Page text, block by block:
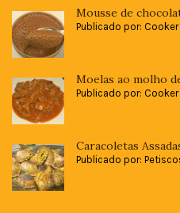
Mousse de
Publicado por: Cooker
Moelas ao molho
Publicado por: Cooker
Caracoletas
Publicado por: